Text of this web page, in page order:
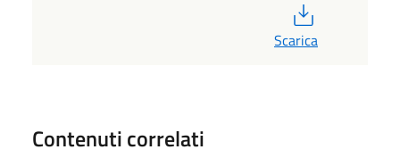
Scarica
Contenuti correlati